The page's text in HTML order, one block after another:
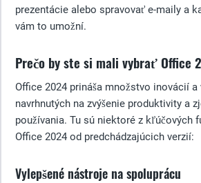
prezentácie alebo spravovať e-maily a
vám to umožní.
Prečo by ste si mali vybrať Office
Office 2024 prináša množstvo inovácií a
navrhnutých na zvýšenie produktivity a
používania. Tu sú niektoré z kľúčových
Office 2024 od predchádzajúcich verzií:
Vylepšené nástroje na spoluprácu